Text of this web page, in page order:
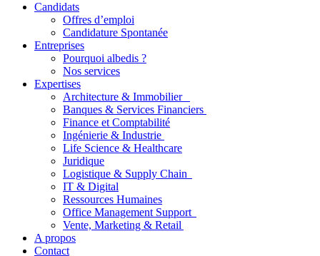
Candidats
Offres d’emploi
Candidature Spontanée
Entreprises
Pourquoi albedis ?
Nos services
Expertises
Architecture & Immobilier
Banques & Services Financiers
Finance et Comptabilité
Ingénierie & Industrie
Life Science & Healthcare
Juridique
Logistique & Supply Chain
IT & Digital
Ressources Humaines
Office Management Support
Vente, Marketing & Retail
A propos
Contact